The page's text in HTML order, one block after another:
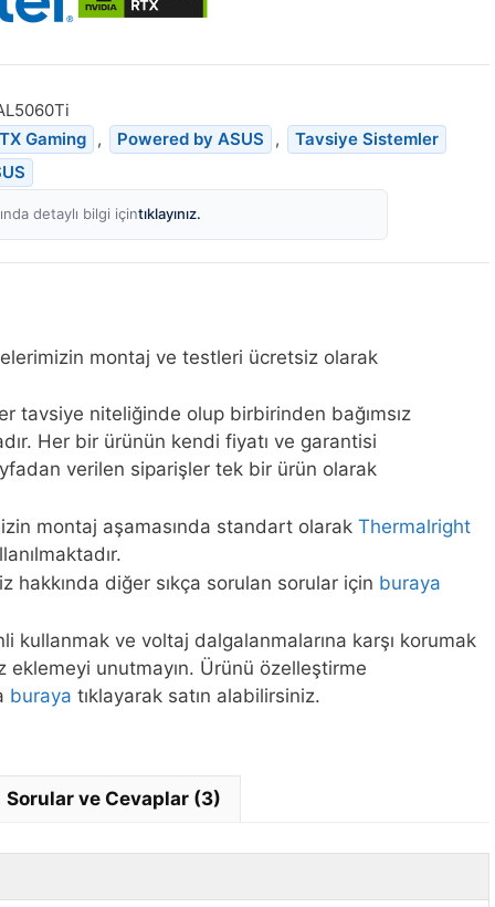
Gaming , Powered by ASUS ,
Tavsiye Sistemler
detaylı bilgi içintıklayınız.
montaj ve testleri ücretsiz olarak
tavsiye niteliğinde olup birbirinden bağımsız
Her bir ürünün kendi fiyatı ve garantisi
verilen siparişler tek bir ürün olarak
montaj aşamasında standart olarakThermalright
hakkında diğer sıkça sorulan sorular için buraya
kullanmak ve voltaj dalgalanmalarına karşı korumak
eklemeyi unutmayın. Ürünü özelleştirme
buraya tıklayarak satın alabilirsiniz.
Sorular ve Cevaplar (3)